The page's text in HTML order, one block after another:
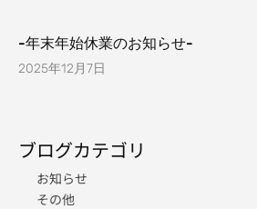
-年末年始休業のお知らせ-
2025年12月7日
ブログカテゴリ
お知らせ
その他